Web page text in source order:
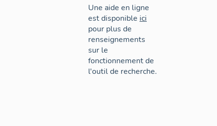
Une aide en ligne
est disponible ici
pour plus de
renseignements
sur le
fonctionnement de
l'outil de recherche.